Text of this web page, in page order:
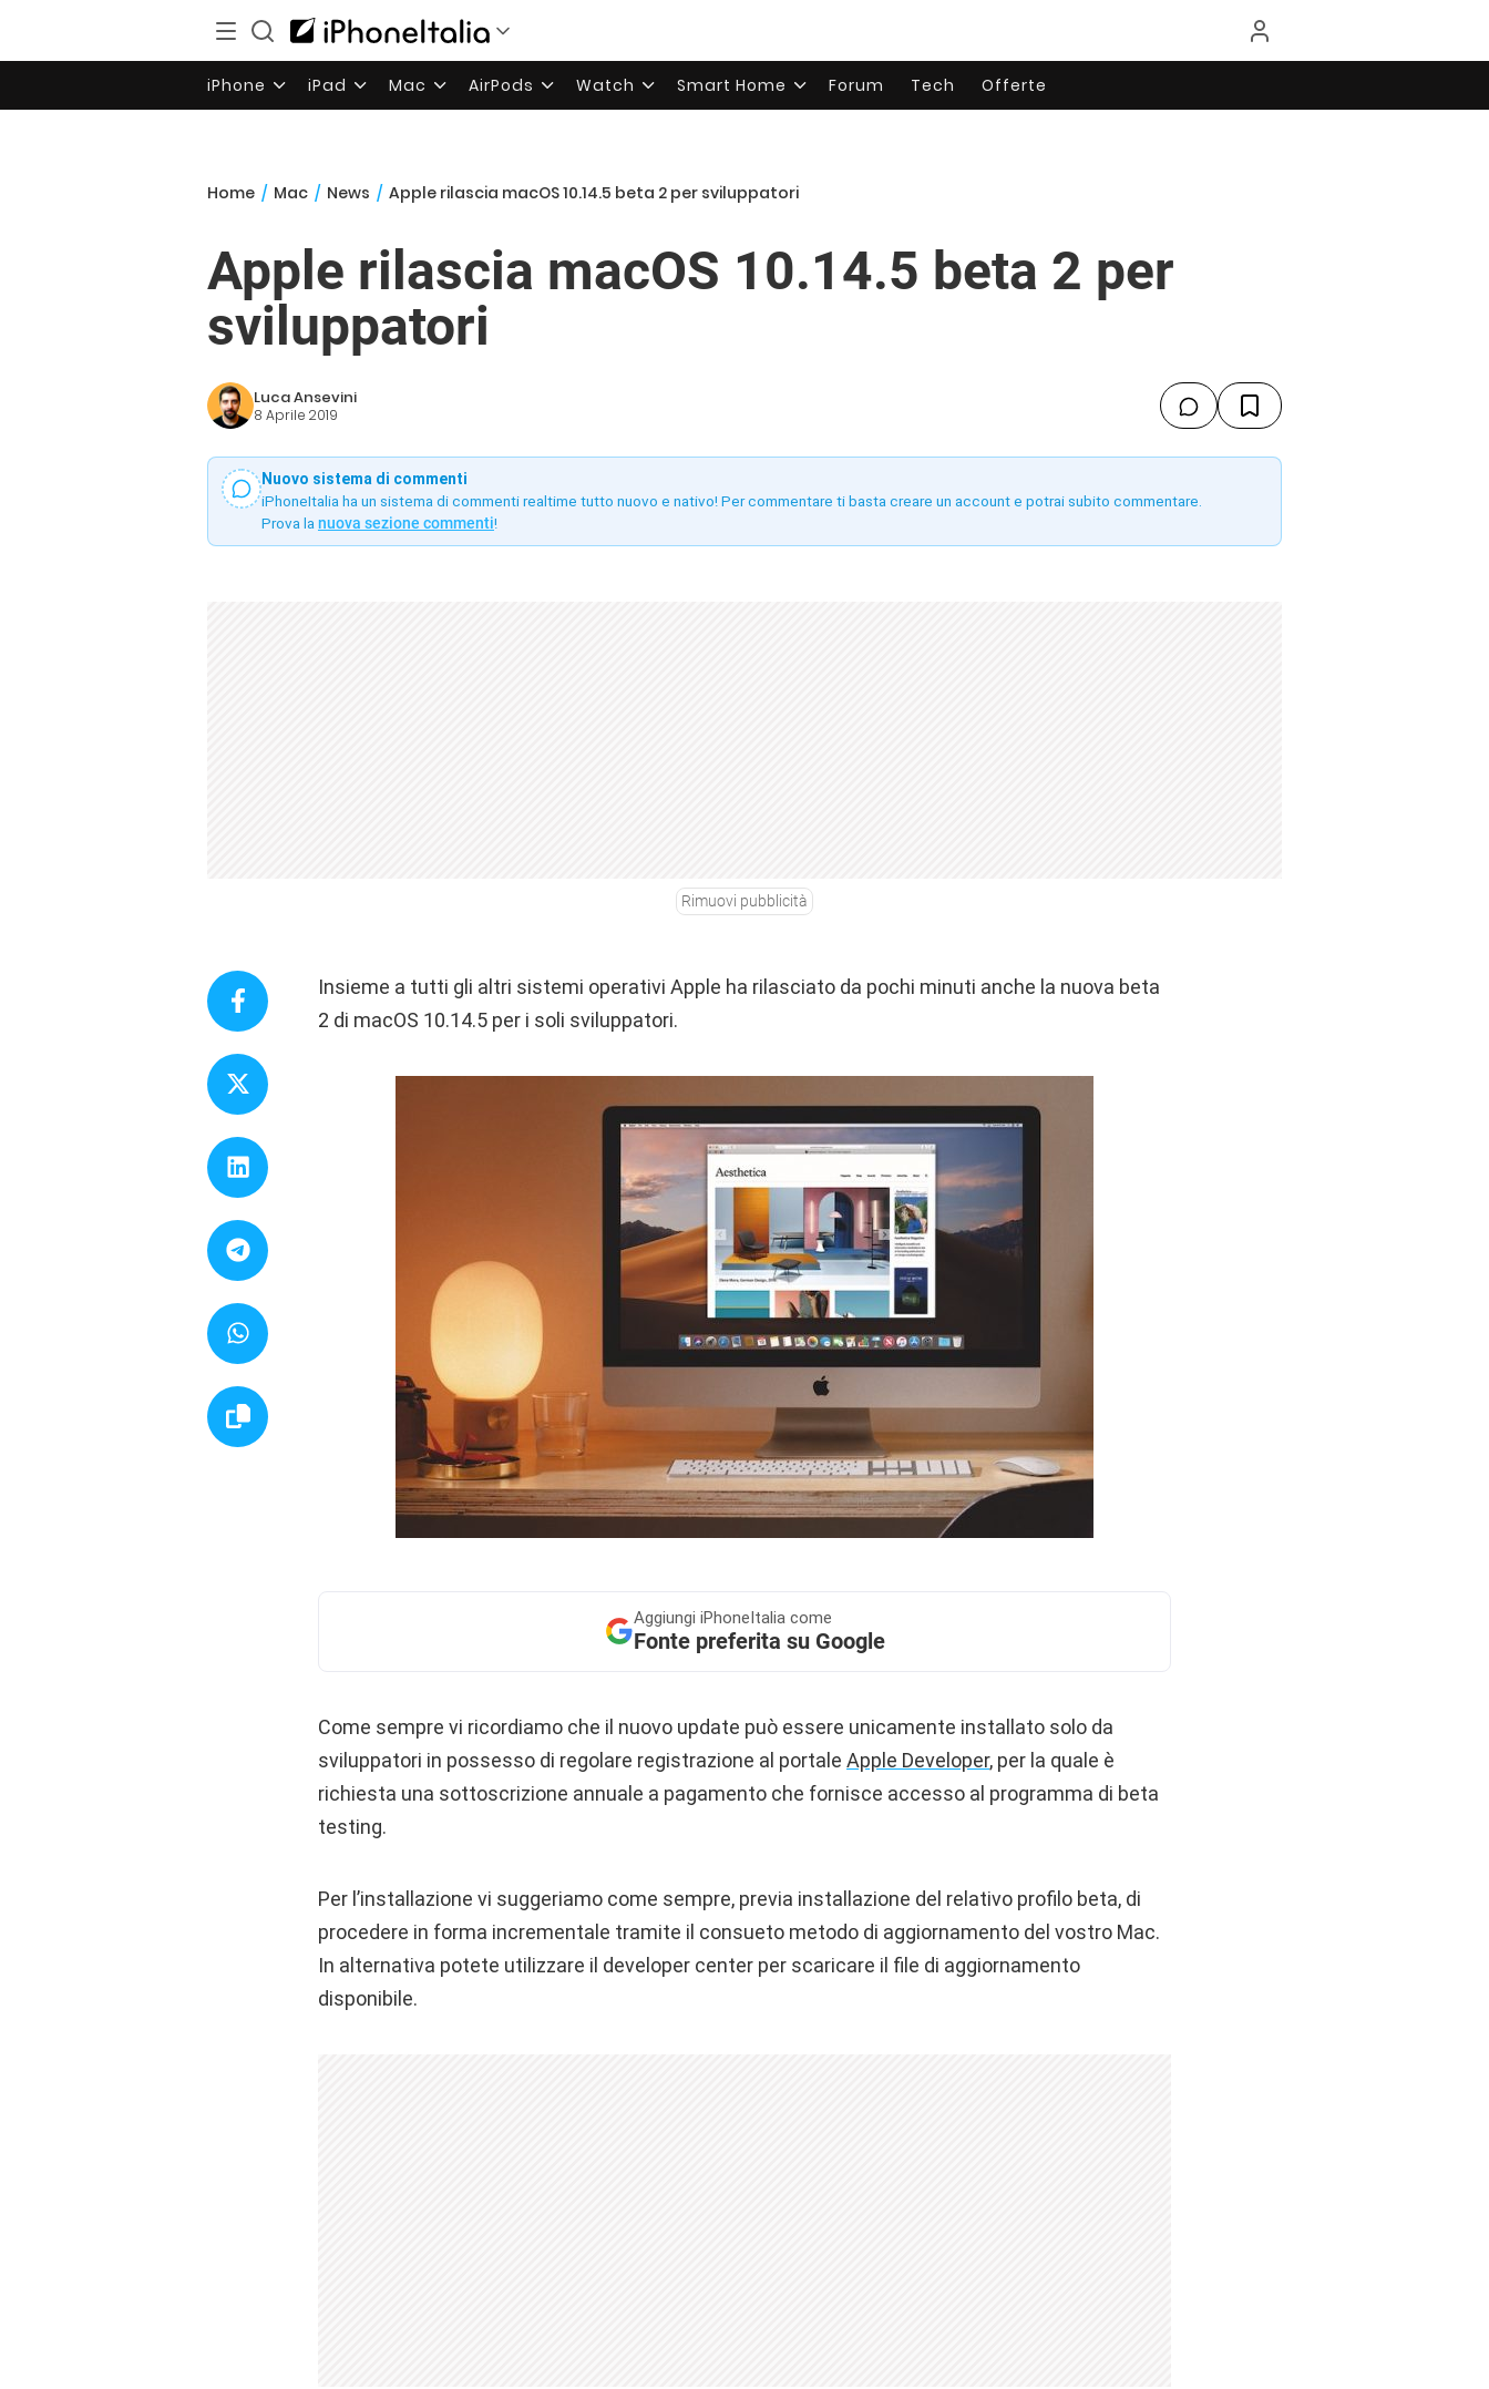
iPhone iPad Mac AirPods Watch Smart Home Forum Tech Offerte
Home / Mac / News / Apple rilascia macOS 10.14.5 beta 2 per sviluppatori
Apple rilascia macOS 10.14.5 beta 2 per
sviluppatori
Luca Ansevini
8 Aprile 2019
Nuovo sistema di commenti
iPhoneItalia ha un sistema di commenti realtime tutto nuovo e nativo! Per commentare ti basta creare un account e potrai subito commentare.
Prova la nuova sezione commenti!
Rimuovi pubblicità
Insieme a tutti gli altri sistemi operativi Apple ha rilasciato da pochi minuti anche la nuova beta
2 di macOS 10.14.5 per i soli sviluppatori.
Aggiungi iPhoneItalia come
Fonte preferita su Google
Come sempre vi ricordiamo che il nuovo update può essere unicamente installato solo da
sviluppatori in possesso di regolare registrazione al portale Apple Developer, per la quale è
richiesta una sottoscrizione annuale a pagamento che fornisce accesso al programma di beta
testing.
Per l’installazione vi suggeriamo come sempre, previa installazione del relativo profilo beta, di
procedere in forma incrementale tramite il consueto metodo di aggiornamento del vostro Mac.
In alternativa potete utilizzare il developer center per scaricare il file di aggiornamento
disponibile.